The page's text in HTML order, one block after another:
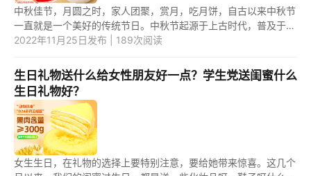
中秋佳节，月圆之时，家人团聚，赏月，吃月饼，自古以来中秋节
一直就是一个美好的传统节日。中秋节起源于上古时代，普及于汉
代，定型于唐代。中秋节是秋季时令习俗的综合，其所包含的节俗
2022年11月25日发布 | 189次阅读
生日礼物送什么给女性朋友好一点？学生党送闺蜜什么
生日礼物好？
女生生日，在礼物的选择上要特别注意，要给她带来惊喜。这几个